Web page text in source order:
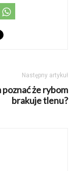
Następny artykuł
poznać że rybom
brakuje tlenu?